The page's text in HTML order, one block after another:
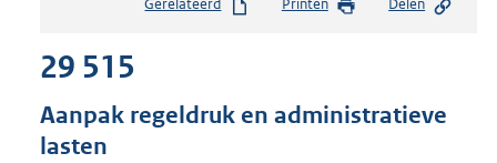
s
d
s
Gerelateerd Printen Delen
29 515
Aanpak regeldruk en administratieve
lasten